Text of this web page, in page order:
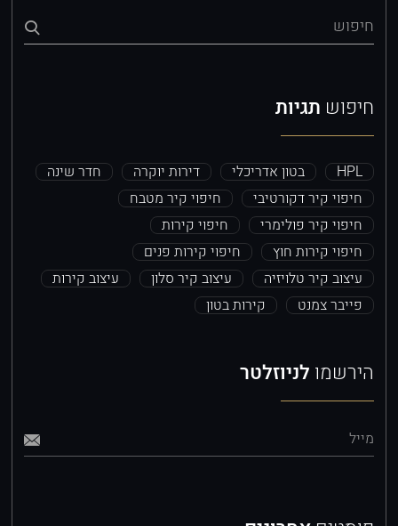
חיפוש
חיפוש תגיות
HPL בטון אדריכלי דירות יוקרה
חדר שינה
חיפוי קיר דקורטיבי
חיפוי קיר מטבח
חיפוי קיר פולימרי
חיפוי קירות
חיפוי קירות חוץ
חיפוי קירות פנים
עיצוב קיר טלויזיה
עיצוב קיר סלון
עיצוב קירות
פייבר צמנט
קירות בטון
הירשמו לניוזלטר
מייל